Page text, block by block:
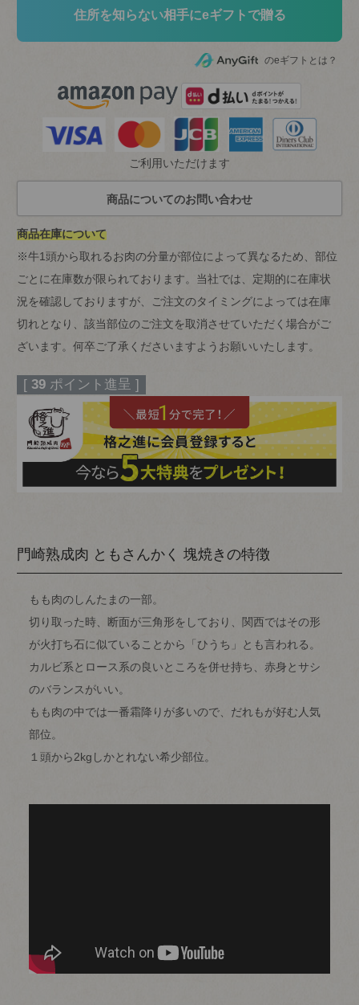
住所を知らない相手にeギフトで贈る
のeギフトとは？
ご利用いただけます
商品在庫について
※牛1頭から取れるお肉の分量が部位によって異なるため、部位
ごとに在庫数が限られております。当社では、定期的に在庫状
況を確認しておりますが、ご注文のタイミングによっては在庫
切れとなり、該当部位のご注文を取消させていただく場合がご
ざいます。何卒ご了承くださいますようお願いいたします。
[ 39 ポイント進呈 ]
門崎熟成肉 ともさんかく 塊焼きの特徴
もも肉のしんたまの一部。
切り取った時、断面が三角形をしており、関西ではその形
が火打ち石に似ていることから「ひうち」とも言われる。
カルビ系とロース系の良いところを併せ持ち、赤身とサシ
のバランスがいい。
もも肉の中では一番霜降りが多いので、だれもが好む人気
部位。
１頭から2kgしかとれない希少部位。